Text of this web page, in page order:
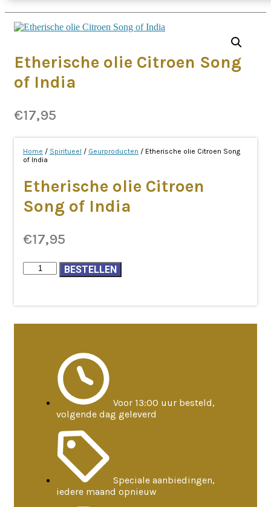
Etherische olie Citroen Song
of India
€17,95
Home / Spiritueel / Geurproducten / Etherische olie Citroen Song
of India
Etherische olie Citroen
Song of India
€17,95
Etherische
olie
BESTELLEN
Voor 13:00 uur besteld,
volgende dag geleverd
Speciale aanbiedingen,
iedere maand opnieuw